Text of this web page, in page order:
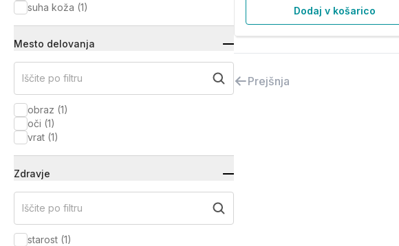
suha koža (1)
Mesto delovanja
Iščite po filtru
obraz (1)
oči (1)
vrat (1)
Zdravje
Iščite po filtru
starost (1)
Dodaj v košarico
Prejšnja